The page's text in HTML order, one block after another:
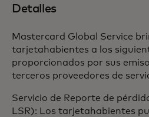
Detalles
Mastercard Global Service
tarjetahabientes a los
proporcionados por sus
terceros proveedores de
Servicio de Reporte de
LSR): Los tarjetahabientes